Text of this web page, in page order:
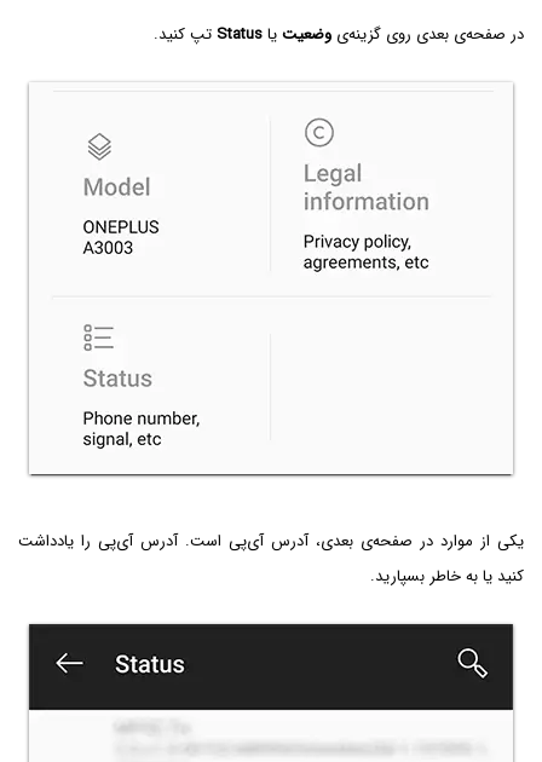
در صفحه‌ی بعدی روی گزینه‌ی وضعیتیاStatus تپ کنید.
یکی از موارد در صفحه‌ی بعدی، آدرس آی‌پی است. آدرس آی‌پی را یادداشت
کنید یا به خاطر بسپارید.